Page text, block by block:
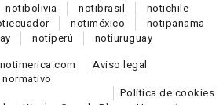
notibolivia notibrasil notichile
ecuador notiméxico notipanama
notiperú notiuruguay
Aviso legal
Política de cookies